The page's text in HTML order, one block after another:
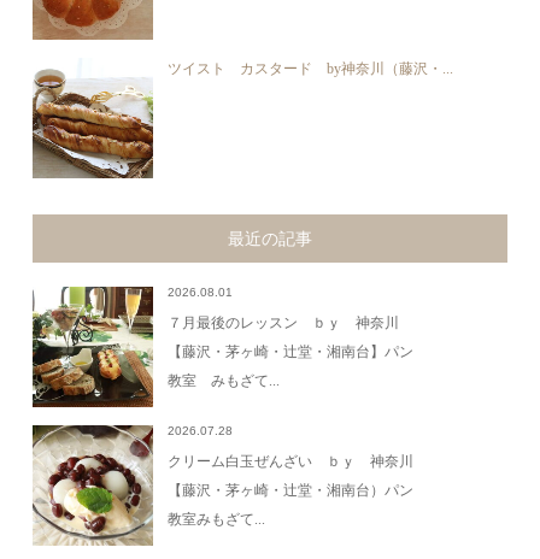
ツイスト カスタード by神奈川（藤沢・...
最近の記事
2026.08.01
７月最後のレッスン ｂｙ 神奈川
【藤沢・茅ヶ崎・辻堂・湘南台】パン
教室 みもざて...
2026.07.28
クリーム白玉ぜんざい ｂｙ 神奈川
【藤沢・茅ヶ崎・辻堂・湘南台）パン
教室みもざて...